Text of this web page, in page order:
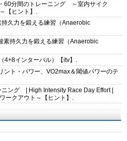
60分間のトレーニング ～室内サイク
【ヒント】.
久力を鍛える練習（Anaerobic
持久力を鍛える練習（Anaerobic
4+8インターバル）【itv】.
ト・パワー、VO2max＆閾値パワーのテ
ニング | High Intensity Race Day Effort |
ークアウト～【ヒント】.